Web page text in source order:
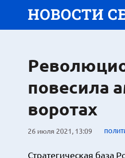
повесила
воротах
26 июля 2021, 13:09
Стратегическая база